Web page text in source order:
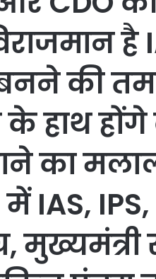
है
की
हाथ होंगे
का
में IAS,